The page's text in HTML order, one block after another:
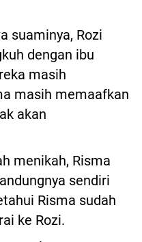
suaminya, Rozi
dengan ibu
masih
masih memaafkan
akan
menikah, Risma
sendiri
Risma sudah
ke Rozi.